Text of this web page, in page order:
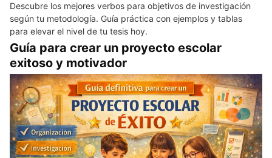
Descubre los mejores verbos para objetivos de investigación
según tu metodología. Guía práctica con ejemplos y tablas
para elevar el nivel de tu tesis hoy.
Guía para crear un proyecto escolar
exitoso y motivador